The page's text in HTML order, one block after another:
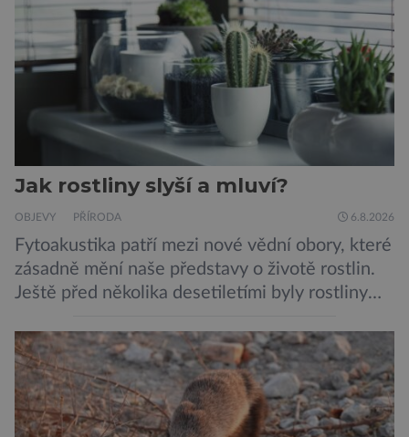
Jak rostliny slyší a mluví?
OBJEVY PŘÍRODA 6.8.2026
Fytoakustika patří mezi nové vědní obory, které
zásadně mění naše představy o životě rostlin.
Ještě před několika desetiletími byly rostliny
pouze reagují na změny prostředí. Moderní
výzkum však ukazuje, že skutečnost je mnohem
zajímavější. Rostliny totiž dokážou své okolí
vnímat prostřednictvím mechanických podnětů